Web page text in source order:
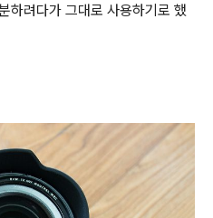
려다가 그대로 사용하기로 했